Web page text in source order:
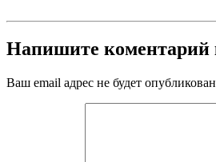
Напишите коментарий
Ваш email адрес не будет